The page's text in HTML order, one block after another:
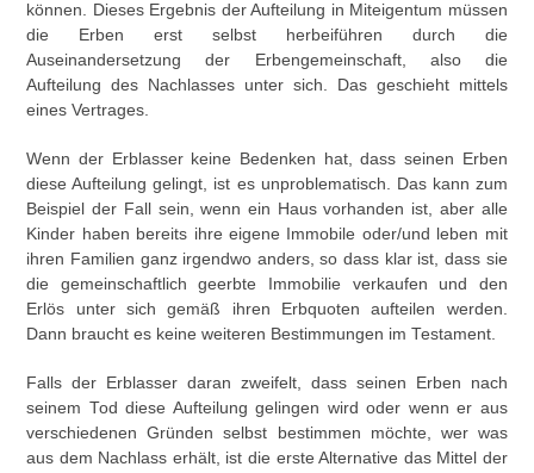
können. Dieses Ergebnis der Aufteilung in Miteigentum müssen
die Erben erst selbst herbeiführen durch die
Auseinandersetzung der Erbengemeinschaft, also die
Aufteilung des Nachlasses unter sich. Das geschieht mittels
eines Vertrages.
Wenn der Erblasser keine Bedenken hat, dass seinen Erben
diese Aufteilung gelingt, ist es unproblematisch. Das kann zum
Beispiel der Fall sein, wenn ein Haus vorhanden ist, aber alle
Kinder haben bereits ihre eigene Immobile oder/und leben mit
ihren Familien ganz irgendwo anders, so dass klar ist, dass sie
die gemeinschaftlich geerbte Immobilie verkaufen und den
Erlös unter sich gemäß ihren Erbquoten aufteilen werden.
Dann braucht es keine weiteren Bestimmungen im Testament.
Falls der Erblasser daran zweifelt, dass seinen Erben nach
seinem Tod diese Aufteilung gelingen wird oder wenn er aus
verschiedenen Gründen selbst bestimmen möchte, wer was
aus dem Nachlass erhält, ist die erste Alternative das Mittel der